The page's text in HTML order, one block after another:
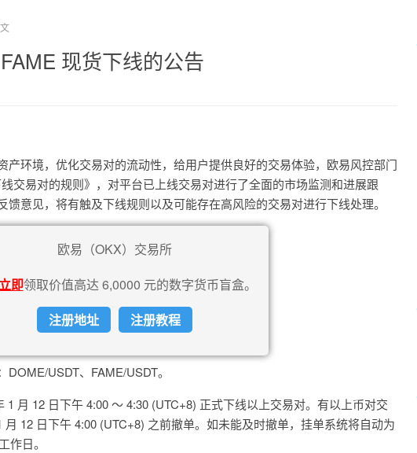
现货下线的公告
产环境，优化交易对的流动性，给用户提供良好的交易体验，欧易风控部门
交易对的规则》，对平台已上线交易对进行了全面的市场监测和进展跟
意见，将有触及下线规则以及可能存在高风险的交易对进行下线处理。
欧易（OKX）交易所
即领取价值高达 6,0000 元的数字货币盲盒。
注册地址
注册教程
USDT、FAME/USDT。
1 月 12 日下午 4:00 ～ 4:30 (UTC+8) 正式下线以上交易对。有以上币对交
12 日下午 4:00 (UTC+8) 之前撤单。如未能及时撤单，挂单系统将自动为
作日。